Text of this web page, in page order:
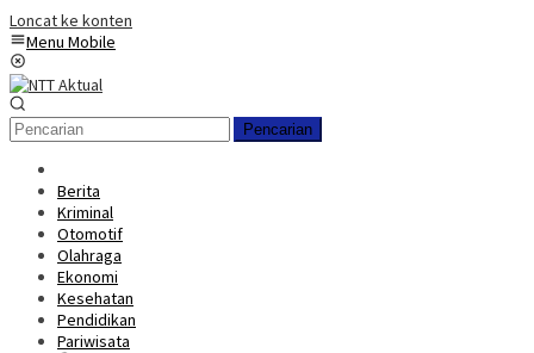
Loncat ke konten
Menu Mobile
Pencarian
Berita
Kriminal
Otomotif
Olahraga
Ekonomi
Kesehatan
Pendidikan
Pariwisata